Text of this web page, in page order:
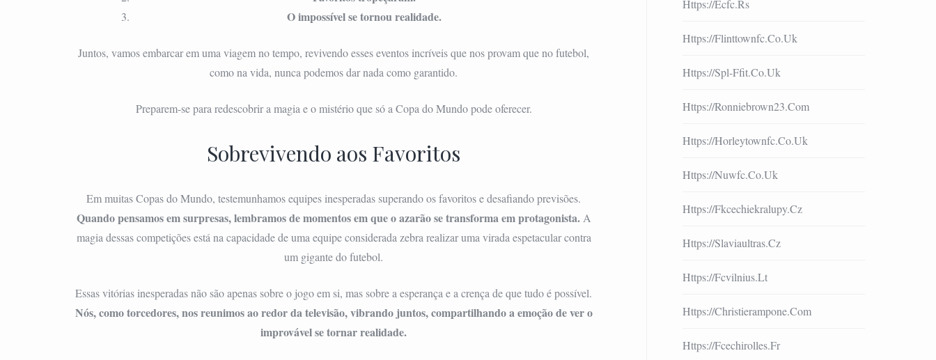
O impossível se tornou realidade.
Juntos, vamos embarcar em uma viagem no tempo, revivendo esses eventos incríveis que nos provam que no futebol,
como na vida, nunca podemos dar nada como garantido.
Preparem-se para redescobrir a magia e o mistério que só a Copa do Mundo pode oferecer.
Sobrevivendo aos Favoritos
Em muitas Copas do Mundo, testemunhamos equipes inesperadas superando os favoritos e desafiando previsões.
Quando pensamos em surpresas, lembramos de momentos em que o azarão se transforma em protagonista.A
magia dessas competições está na capacidade de uma equipe considerada zebra realizar uma virada espetacular contra
um gigante do futebol.
Essas vitórias inesperadas não são apenas sobre o jogo em si, mas sobre a esperança e a crença de que tudo é possível.
Nós, como torcedores, nos reunimos ao redor da televisão, vibrando juntos, compartilhando a emoção de ver o
improvável se tornar realidade.
Https://ecfc.rs
Https://flinttownfc.co.uk
Https://spl-Ffit.co.uk
Https://ronniebrown23.com
Https://horleytownfc.co.uk
Https://nuwfc.co.uk
Https://fkcechiekralupy.cz
Https://slaviaultras.cz
Https://fcvilnius.lt
Https://christierampone.com
Https://fcechirolles.fr